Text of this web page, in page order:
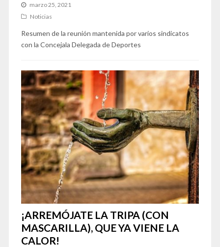
marzo 25, 2021
Noticias
Resumen de la reunión mantenida por varios sindicatos
con la Concejala Delegada de Deportes
¡ARREMÓJATE LA TRIPA (CON
MASCARILLA), QUE YA VIENE LA
CALOR!